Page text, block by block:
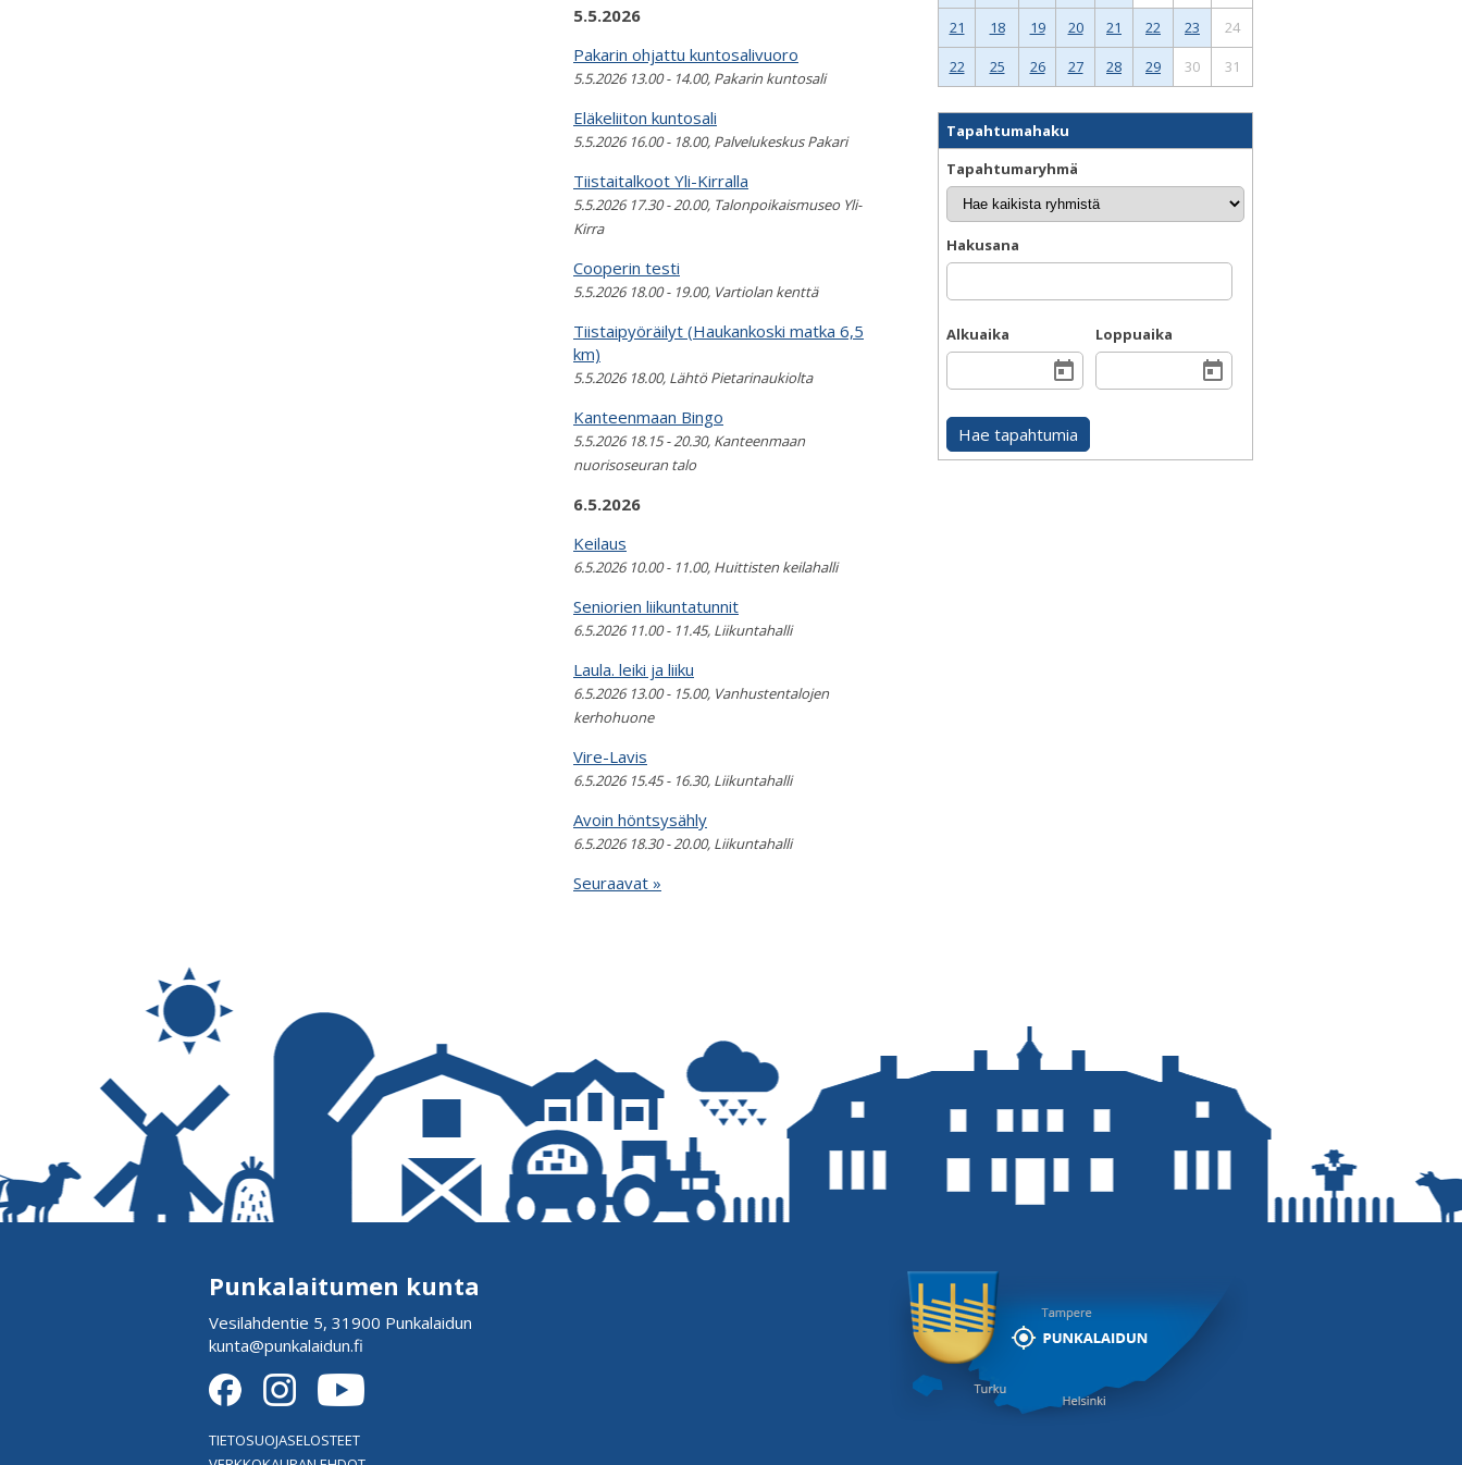
5.5.2026
Pakarin ohjattu kuntosalivuoro
5.5.2026 13.00 - 14.00, Pakarin kuntosali
Eläkeliiton kuntosali
5.5.2026 16.00 - 18.00, Palvelukeskus Pakari
Tiistaitalkoot Yli-Kirralla
5.5.2026 17.30 - 20.00, Talonpoikaismuseo Yli-
Kirra
Cooperin testi
5.5.2026 18.00 - 19.00, Vartiolan kenttä
Tiistaipyöräilyt (Haukankoski matka 6,5
km)
5.5.2026 18.00, Lähtö Pietarinaukiolta
Kanteenmaan Bingo
5.5.2026 18.15 - 20.30, Kanteenmaan
nuorisoseuran talo
6.5.2026
Keilaus
6.5.2026 10.00 - 11.00, Huittisten keilahalli
Seniorien liikuntatunnit
6.5.2026 11.00 - 11.45, Liikuntahalli
Laula. leiki ja liiku
6.5.2026 13.00 - 15.00, Vanhustentalojen
kerhohuone
Vire-Lavis
6.5.2026 15.45 - 16.30, Liikuntahalli
Avoin höntsysähly
6.5.2026 18.30 - 20.00, Liikuntahalli
Seuraavat »
21
18 19 20 21 22 23
24
22
25 26 27 28 29 30 31
Tapahtumahaku
Tapahtumaryhmä
Hakusana
Alkuaika Loppuaika
Punkalaitumen kunta
Vesilahdentie 5, 31900 Punkalaidun
kunta@punkalaidun.fi
TIETOSUOJASELOSTEET